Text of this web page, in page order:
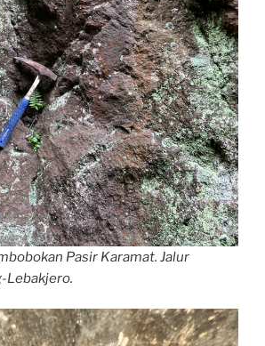
Pasir Karamat. Jalur
Lebakjero.